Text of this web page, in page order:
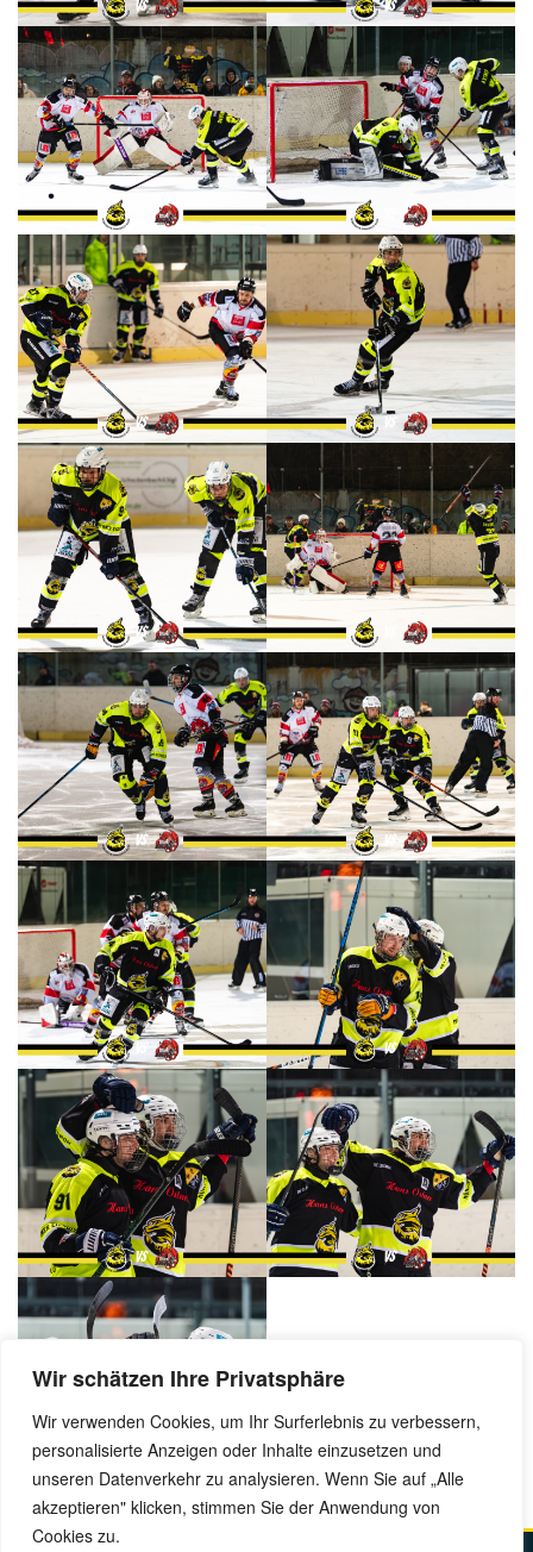
Wir schätzen Ihre Privatsphäre
Wir verwenden Cookies, um Ihr Surferlebnis zu verbessern,
personalisierte Anzeigen oder Inhalte einzusetzen und
unseren Datenverkehr zu analysieren. Wenn Sie auf „Alle
akzeptieren" klicken, stimmen Sie der Anwendung von
Cookies zu.